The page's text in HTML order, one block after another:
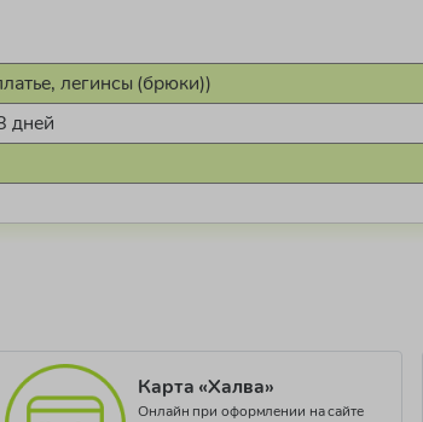
легинсы (брюки))
дней
Карта «Халва»
Онлайн при оформлении на сайте